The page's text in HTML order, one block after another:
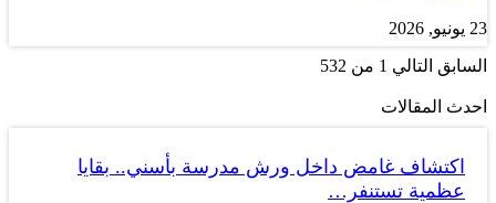
23 يونيو, 2026
السابق التالي 1 من 532
احدث المقالات
اكتشاف غامض داخل ورش مدرسة بأسني.. بقايا
عظمية تستنفر…